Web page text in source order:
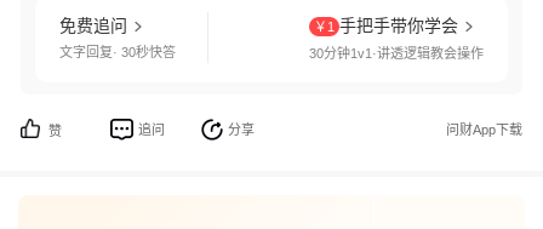
免费追问
文字回复· 30秒快答
￥1 手把手带你学会
30分钟1v1·讲透逻辑教会操作
赞 追问 分享 问财App下载